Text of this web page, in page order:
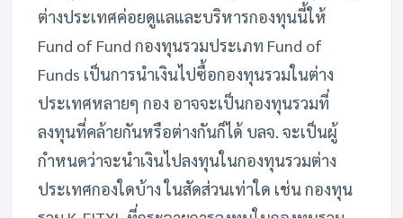
ต่างประเทศค่อยดูแลและบริหารกองทุนนี้ให้
Fund of Fund กองทุนรวมประเภท Fund of
Funds เป็นการนำเงินไปซื้อกองทุนรวมในต่าง
ประเทศหลายๆ กอง อาจจะเป็นกองทุนรวมที่
ลงทุนที่คล้ายกันหรือต่างกันก็ได้ บลจ. จะเป็นผู้
กำหนดว่าจะนำเงินไปลงทุนในกองทุนรวมต่าง
ประเทศกองใดบ้าง ในสัดส่วนเท่าใด เช่น กองทุน